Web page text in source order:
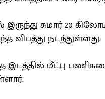
இருந்து சுமார் 20
விபத்து நடந்துள்ளது.
இடத்தில் மீட்பு